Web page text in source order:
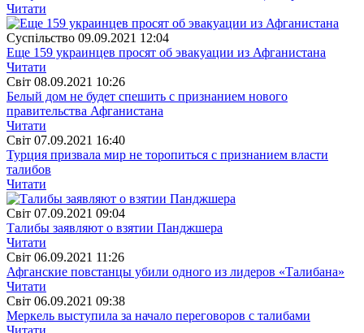
Читати
Суспiльство 09.09.2021 12:04
Еще 159 украинцев просят об эвакуации из Афганистана
Читати
Свiт 08.09.2021 10:26
Белый дом не будет спешить с признанием нового
правительства Афганистана
Читати
Свiт 07.09.2021 16:40
Турция призвала мир не торопиться с признанием власти
талибов
Читати
Свiт 07.09.2021 09:04
Талибы заявляют о взятии Панджшера
Читати
Свiт 06.09.2021 11:26
Афганские повстанцы убили одного из лидеров «Талибана»
Читати
Свiт 06.09.2021 09:38
Меркель выступила за начало переговоров с талибами
Читати